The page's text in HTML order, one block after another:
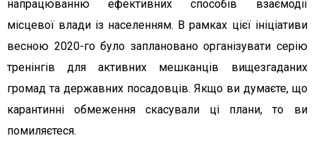
напрацюванню ефективних способів взаємодії
місцевої влади із населенням. В рамках цієї ініціативи
весною 2020-го було заплановано організувати серію
тренінгів для активних мешканців вищезгаданих
громад та державних посадовців. Якщо ви думаєте, що
карантинні обмеження скасували ці плани, то ви
помиляєтеся.